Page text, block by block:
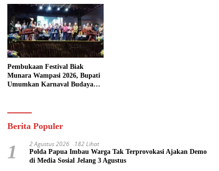
Pembukaan Festival Biak
Munara Wampasi 2026, Bupati
Umumkan Karnaval Budaya
Berita Populer
1 2 Agustus 2026 182 Lihat
Polda Papua Imbau Warga Tak Terprovokasi Ajakan Demo
di Media Sosial Jelang 3 Agustus